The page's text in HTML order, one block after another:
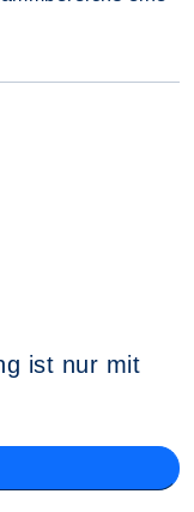
ist nur mit